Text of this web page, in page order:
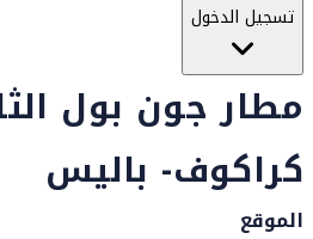
تسجيل الدخول
مطار جون بول
كراكوف- باليس
الموقع